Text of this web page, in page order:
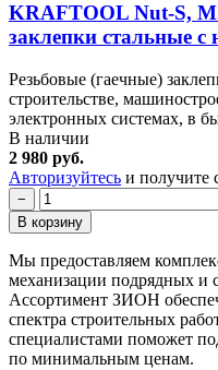
KRAFTOOL Nut-S,
заклепки стальные с
Резьбовые (гаечные)
строительстве,
электронных системах, в
В наличии
2 980 руб.
Авторизуйтесь и получите
−
В корзину
Мы предоставляем
механизации подрядных и
Ассортимент ЗИОН
спектра строительных
специалистами поможет
по минимальным ценам.